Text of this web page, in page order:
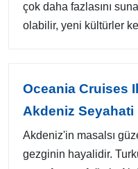
çok daha fazlasını
olabilir, yeni kültürler
Oceania Cruises
Akdeniz Seyahati
Akdeniz'in masalsı
gezginin hayalidir.